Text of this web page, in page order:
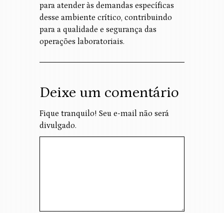
para atender às demandas específicas
desse ambiente crítico, contribuindo
para a qualidade e segurança das
operações laboratoriais.
Deixe um comentário
Fique tranquilo! Seu e-mail não será
divulgado.